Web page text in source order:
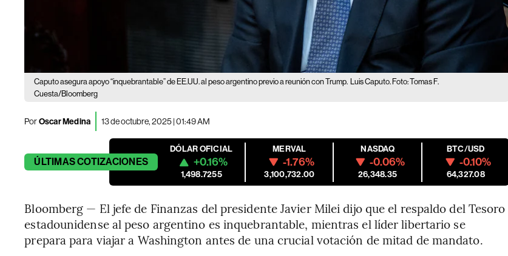
Caputo asegura apoyo “inquebrantable” de EE.UU. al peso argentino previo a reunión con Trump. Luis Caputo. Foto: Tomas F.
Cuesta/Bloomberg
PorOscar Medina 13 de octubre, 2025 | 01:49 AM
ÚLTIMASCOTIZACIONES
DÓLAR OFICIAL
+0.16%
1,498.7255
MERVAL
-1.76%
3,100,732.00
NASDAQ
-0.06%
26,348.35
BTC/USD
-0.10%
64,327.08
Bloomberg — El jefe de Finanzas del presidente Javier Milei dijo que el respaldo del Tesoro
estadounidense al peso argentino es inquebrantable, mientras el líder libertario se
prepara para viajar a Washington antes de una crucial votación de mitad de mandato.